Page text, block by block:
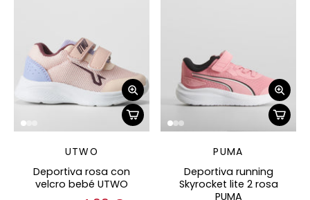
UTWO
Deportiva rosa con
velcro bebé UTWO
PUMA
Deportiva running
Skyrocket lite 2 rosa
PUMA